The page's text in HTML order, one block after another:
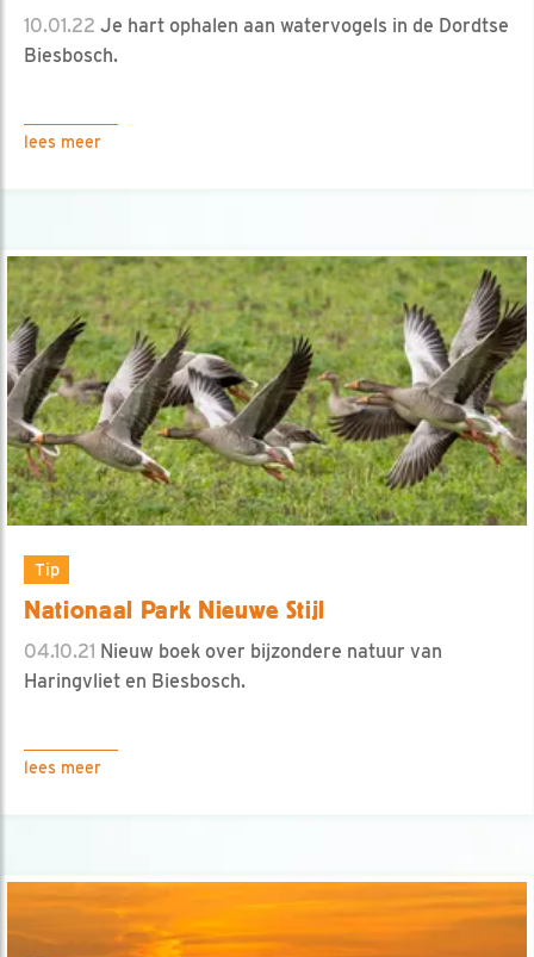
10.01.22 Je hart ophalen aan watervogels in de Dordtse
Biesbosch.
lees meer
Tip
Nationaal Park Nieuwe Stijl
04.10.21 Nieuw boek over bijzondere natuur van
Haringvliet en Biesbosch.
lees meer